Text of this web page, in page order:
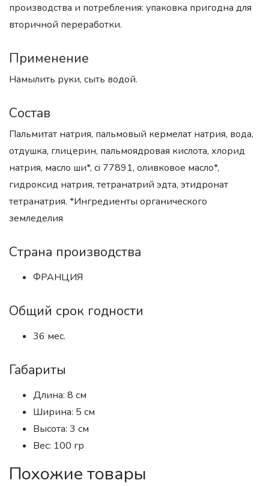
производства и потребления: упаковка пригодна для
вторичной переработки.
Применение
Намылить руки, сыть водой.
Состав
Пальмитат натрия, пальмовый кермелат натрия, вода,
отдушка, глицерин, пальмоядровая кислота, хлорид
натрия, масло ши*, ci 77891, оливковое масло*,
гидроксид натрия, тетранатрий эдта, этидронат
тетранатрия. *Ингредиенты органического
земледелия
Страна производства
ФРАНЦИЯ
Общий срок годности
36 мес.
Габариты
Длина: 8 см
Ширина: 5 см
Высота: 3 см
Вес: 100 гр
Похожие товары